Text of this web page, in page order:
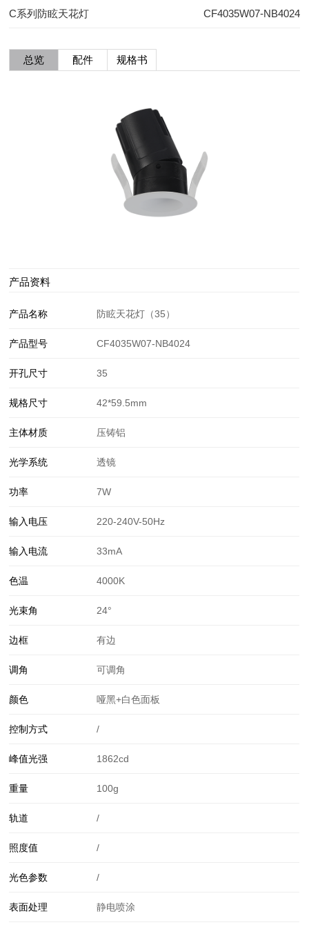
C系列防眩天花灯 CF4035W07-NB4024
总览 配件 规格书
产品资料
产品名称 防眩天花灯（35）
产品型号 CF4035W07-NB4024
开孔尺寸 35
规格尺寸 42*59.5mm
主体材质 压铸铝
光学系统 透镜
功率 7W
输入电压 220-240V-50Hz
输入电流 33mA
色温 4000K
光束角 24°
边框 有边
调角 可调角
颜色 哑黑+白色面板
控制方式 /
峰值光强 1862cd
重量 100g
轨道 /
照度值 /
光色参数 /
表面处理 静电喷涂